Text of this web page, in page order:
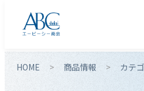
HOME 商品情報 カテ